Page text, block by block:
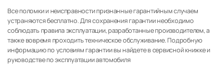
Все поломки и неисправности признанные гарантийным случаем
устраняются бесплатно. Для сохранения гарантии необходимо
соблюдать правила эксплуатации, разработанные производителем, а
также вовремя проходить техническое обслуживание. Подробную
информацию по условиям гарантии вы найдете в сервисной книжке и
руководстве по эксплуатации автомобиля